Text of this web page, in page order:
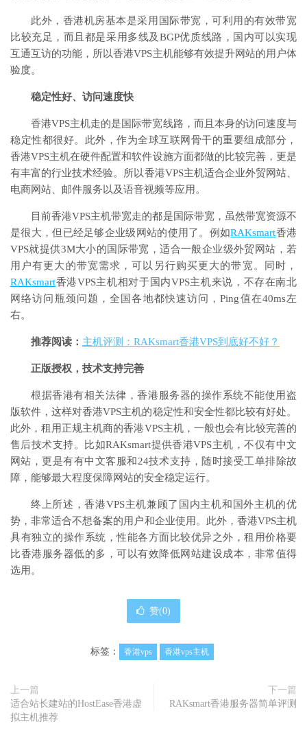
此外，香港机房基本是采用国际带宽，可利用的有效带宽
比较充足，而且都是采用多线及BGP优质线路，国内可以实现
互通互访的功能，所以香港VPS主机能够有效提升网站的用户体
验度。
稳定性好、访问速度快
香港VPS主机走的是国际带宽线路，而且本身的访问速度与
稳定性都很好。此外，作为全球互联网骨干的重要组成部分，
香港VPS主机在硬件配置和软件设施方面都做的比较完善，更是
有丰富的行业技术经验。所以香港VPS主机适合企业外贸网站、
电商网站、邮件服务以及语音视频等应用。
目前香港VPS主机带宽走的都是国际带宽，虽然带宽资源不
是很大，但已经足够企业级网站的使用了。例如RAKsmart香港
VPS就提供3M大小的国际带宽，适合一般企业级外贸网站，若
用户有更大的带宽需求，可以另行购买更大的带宽。同时，
RAKsmart香港VPS主机相对于国内VPS主机来说，不存在南北
网络访问瓶颈问题，全国各地都快速访问，Ping值在40ms左
右。
推荐阅读： 主机评测：RAKsmart香港VPS到底好不好？
正版授权，技术支持完善
根据香港有相关法律，香港服务器的操作系统不能使用盗
版软件，这样对香港VPS主机的稳定性和安全性都比较有好处。
此外，租用正规主机商的香港VPS主机，一般也会有比较完善的
售后技术支持。比如RAKsmart提供香港VPS主机，不仅有中文
网站，更是有有中文客服和24技术支持，随时接受工单排除故
障，能够最大程度保障网站的安全稳定运行。
终上所述，香港VPS主机兼顾了国内主机和国外主机的优
势，非常适合不想备案的用户和企业使用。此外，香港VPS主机
具有独立的操作系统，性能各方面比较优异之外，租用价格要
比香港服务器低的多，可以有效降低网站建设成本，非常值得
选用。
赞(0)
标签： 香港vps 香港vps主机
上一篇
适合站长建站的HostEase香港虚
拟主机推荐
下一篇
RAKsmart香港服务器简单评测